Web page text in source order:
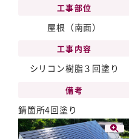
工事部位
屋根（南面）
工事内容
シリコン樹脂３回塗り
備考
錆箇所4回塗り